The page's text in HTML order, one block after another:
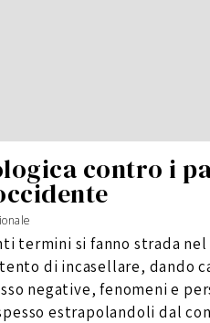
contro i
termini si fanno strada nel
di incasellare, dando
negative, fenomeni e
estrapolandoli dal